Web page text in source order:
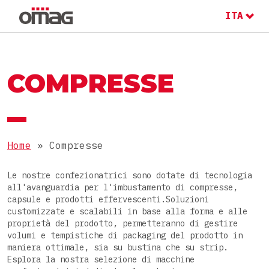
ITA
Alimentare
Nutraceutico
Farmaceutico
Cosmetico
Chimico
Polveri
Granulari
Densi
CONFEZIONI
Stick pack
COMPRESSE
Home » Compresse
Le nostre confezionatrici sono dotate di tecnologia
all'avanguardia per l'imbustamento di compresse,
capsule e prodotti effervescenti.Soluzioni
customizzate e scalabili in base alla forma e alle
proprietà del prodotto, permetteranno di gestire
volumi e tempistiche di packaging del prodotto in
maniera ottimale, sia su bustina che su strip.
Esplora la nostra selezione di macchine